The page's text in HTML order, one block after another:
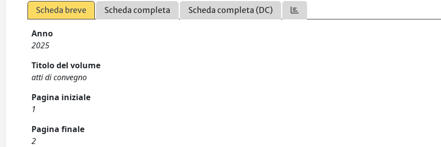
Scheda breve Scheda completa Scheda completa (DC)
Anno
2025
Titolo del volume
atti di convegno
Pagina iniziale
1
Pagina finale
2